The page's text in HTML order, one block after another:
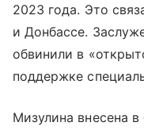
2023 года. Это
и Донбассе.
обвинили в
поддержке
Мизулина внесена